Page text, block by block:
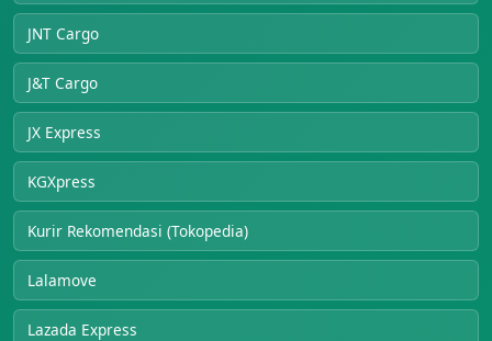
JNT Cargo
J&T Cargo
JX Express
KGXpress
Kurir Rekomendasi (Tokopedia)
Lalamove
Lazada Express